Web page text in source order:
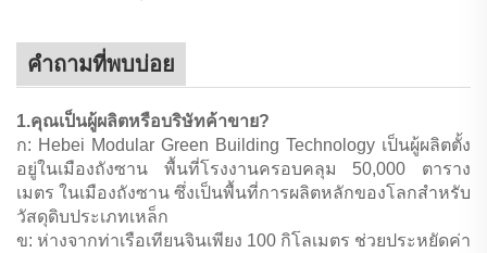
คำถามที่พบบ่อย
1.คุณเป็นผู้ผลิตหรือบริษัทค้าขาย?
ก: Hebei Modular Green Building Technology เป็นผู้ผลิตตั้ง
อยู่ในเมืองถังซาน พื้นที่โรงงานครอบคลุม 50,000 ตาราง
เมตร ในเมืองถังซาน ซึ่งเป็นพื้นที่การผลิตหลักของโลกสำหรับ
วัสดุดิบประเภทเหล็ก
ข: ห่างจากท่าเรือเทียนจินเพียง 100 กิโลเมตร ช่วยประหยัดค่า